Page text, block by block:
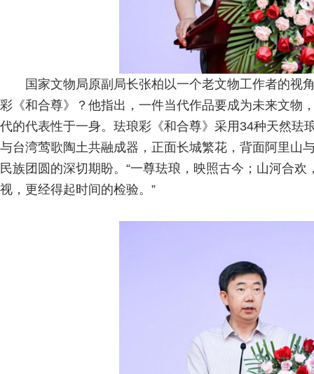
国家文物局原副局长张柏以一个老文物工作者的视
彩《和合尊》？他指出，一件当代作品要成为未来文物
代的代表性于一身。珐琅彩《和合尊》采用34种天然珐
与台湾莺歌陶土共融成器，正面长城繁花，背面阿里山
民族团圆的深切期盼。“一尊珐琅，映照古今；山河合
视，更经得起时间的检验。”